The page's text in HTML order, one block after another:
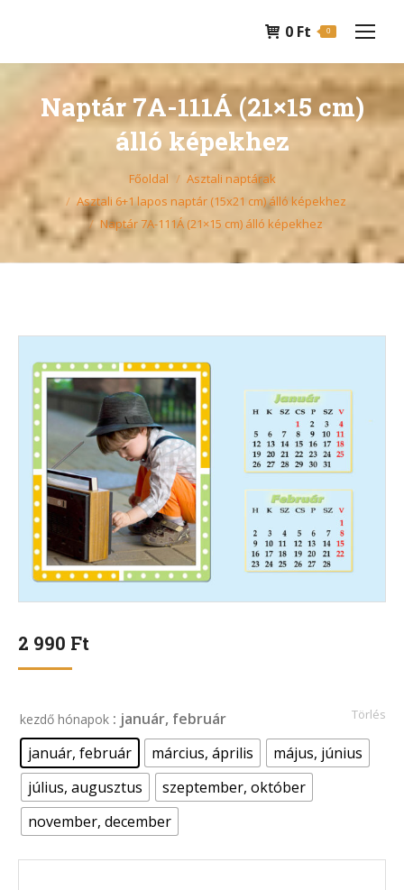
0 Ft 0
Naptár 7A-111Á (21×15 cm)
álló képekhez
You are here: Főoldal
Asztali naptárak
Asztali 6+1 lapos naptár (15x21 cm) álló képekhez
Naptár 7A-111Á (21×15 cm) álló képekhez
2 990 Ft
kezdő hónapok : január, február
január, február
március, április
május, június
július, augusztus
szeptember, október
november, december
Törlés